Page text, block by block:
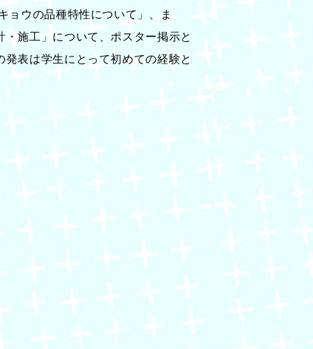
ョウの品種特性について」、ま
施工」について、ポスター掲示と
表は学生にとって初めての経験と